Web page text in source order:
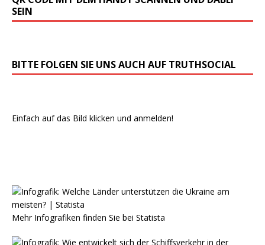
SEIN
BITTE FOLGEN SIE UNS AUCH AUF TRUTHSOCIAL
Einfach auf das Bild klicken und anmelden!
Mehr Infografiken finden Sie bei Statista